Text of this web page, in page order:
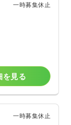
一時募集休止
を見る
一時募集休止